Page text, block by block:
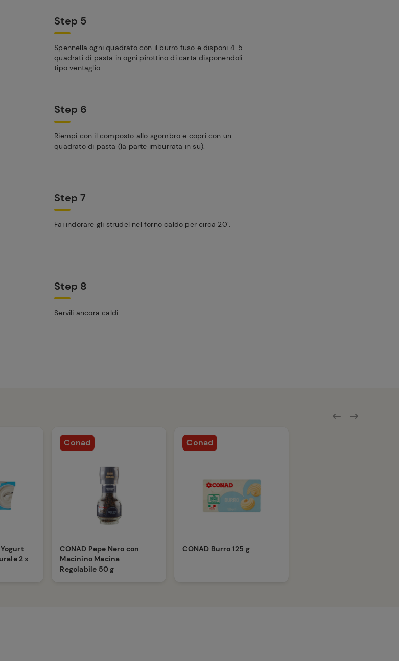
Step 5
Spennella ogni quadrato con il burro fuso e disponi 4-5
quadrati di pasta in ogni pirottino di carta disponendoli
tipo ventaglio.
Step 6
Riempi con il composto allo sgombro e copri con un
quadrato di pasta (la parte imburrata in su).
Step 7
Fai indorare gli strudel nel forno caldo per circa 20’.
Step 8
Servili ancora caldi.
2 x
Conad
CONAD Pepe Nero con
Macinino Macina
Regolabile 50 g
Conad
CONAD Burro 125 g